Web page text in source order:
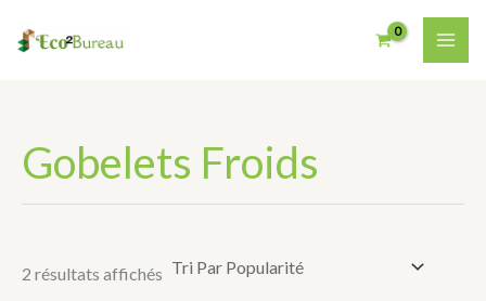
Au
Gobelets Froids
2 résultats affichés